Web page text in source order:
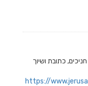
כתובת ושיוך
https://